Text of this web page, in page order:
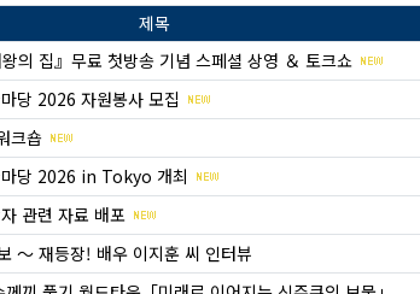
제목
의 집』무료 첫방송 기념 스페셜 상영 ＆ 토크쇼
당 2026 자원봉사 모집
크숍
마당 2026 in Tokyo 개최
관련 자료 배포
～ 재등장! 배우 이지훈 씨 인터뷰